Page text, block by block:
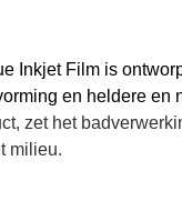
Inkjet Film is
en heldere en
zet het
milieu.